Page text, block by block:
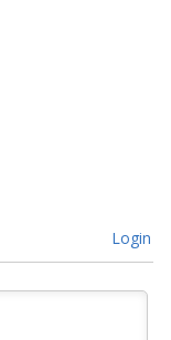
Login